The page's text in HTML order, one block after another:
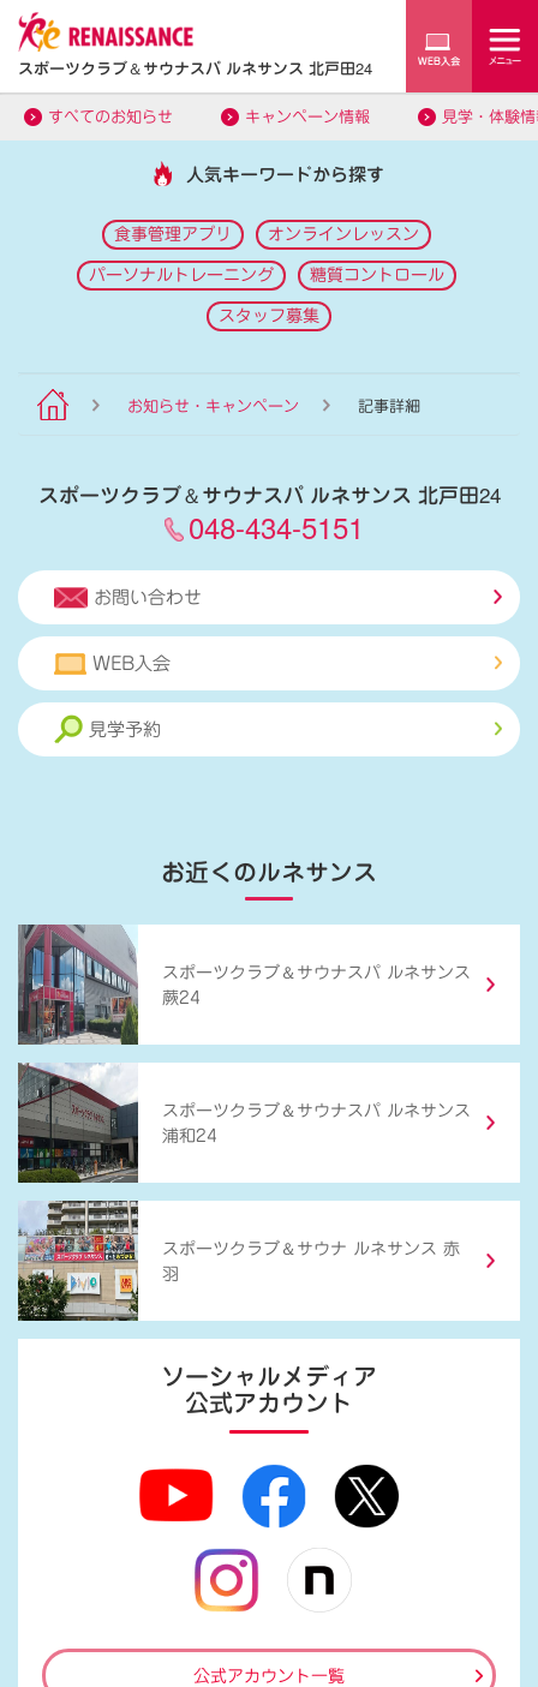
スポーツクラブ＆サウナスパ ルネサンス 北戸田24
すべてのお知らせ キャンペーン情報 見学・体験
人気キーワードから探す
食事管理アプリ オンラインレッスン
パーソナルトレーニング 糖質コントロール
スタッフ募集
お知らせ・キャンペーン 記事詳細
スポーツクラブ＆サウナスパ ルネサンス 北戸田24
048-434-5151
お問い合わせ
WEB入会
見学予約
お近くのルネサンス
スポーツクラブ ＆ サウナスパ ルネサンス
蕨24
スポーツクラブ ＆ サウナスパ ルネサンス
浦和24
スポーツクラブ ＆ サウナ ルネサンス 赤
羽
ソーシャルメディア
公式アカウント
公式アカウント一覧